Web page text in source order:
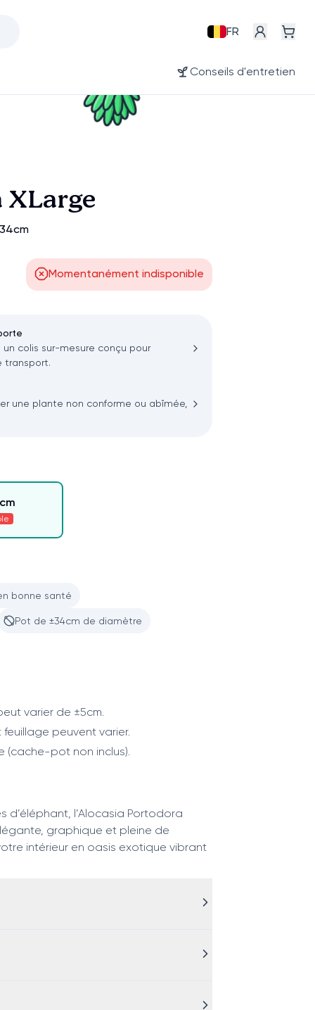
FR
Conseils d'entretien
XLarge
Momentanément indisponible
colis sur-mesure conçu pour
transport.
une plante non conforme ou abîmée,
bonne santé
Pot de ±34cm de diamètre
varier de ±5cm.
peuvent varier.
(cache-pot non inclus).
d’éléphant, l’Alocasia Portodora
graphique et pleine de
intérieur en oasis exotique vibrant